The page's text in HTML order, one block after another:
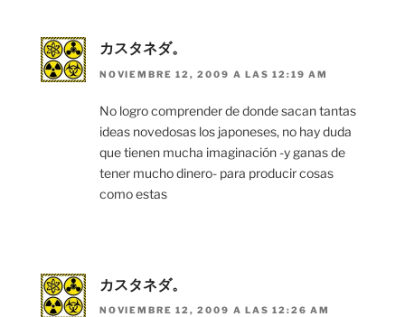
カスタネダ。
NOVIEMBRE 12, 2009 A LAS 12:19 AM
No logro comprender de donde sacan tantas
ideas novedosas los japoneses, no hay duda
que tienen mucha imaginación -y ganas de
tener mucho dinero- para producir cosas
como estas
カスタネダ。
NOVIEMBRE 12, 2009 A LAS 12:26 AM